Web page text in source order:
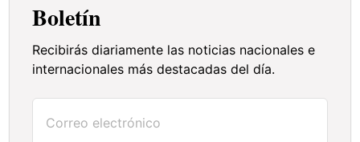
Boletín
Recibirás diariamente las noticias nacionales e
internacionales más destacadas del día.